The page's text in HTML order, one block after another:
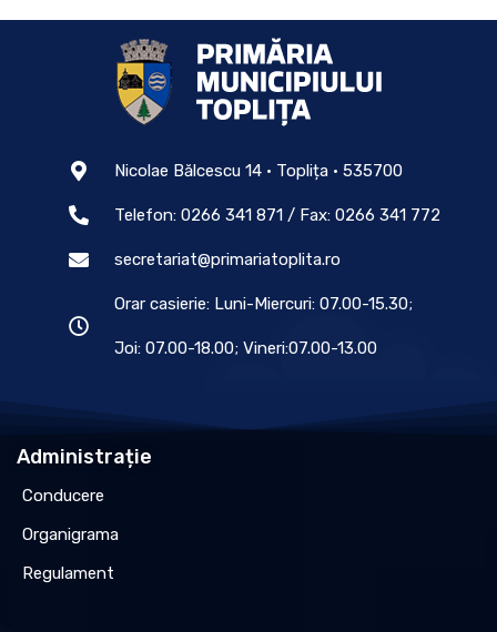
Nicolae Bălcescu 14 • Toplița • 535700
Telefon: 0266 341 871 / Fax: 0266 341 772
secretariat@primariatoplita.ro
Orar casierie: Luni-Miercuri: 07.00-15.30;
Joi: 07.00-18.00; Vineri:07.00-13.00
Administrație
Conducere
Organigrama
Regulament